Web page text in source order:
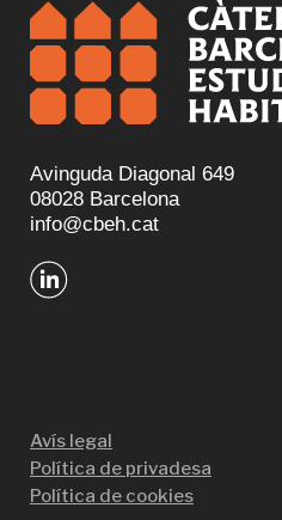
Avinguda Diagonal 649
08028 Barcelona
info@cbeh.cat
Avís legal
Política de privadesa
Política de cookies